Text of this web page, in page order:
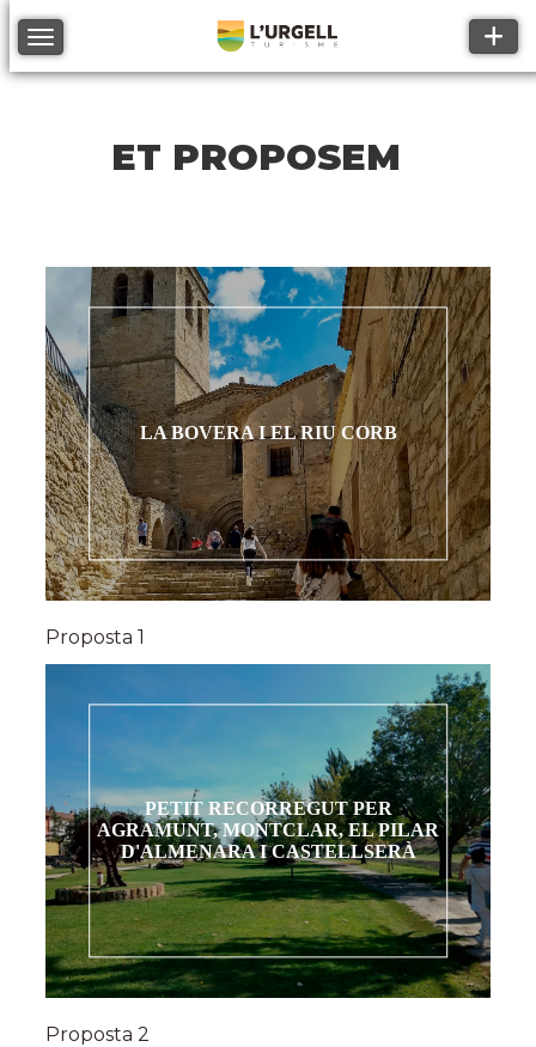
Toggle navigation
ET PROPOSEM
LA BOVERA I EL RIU CORB
Proposta 1
PETIT RECORREGUT PER
AGRAMUNT, MONTCLAR, EL PILAR
D'ALMENARA I CASTELLSERÀ
Proposta 2